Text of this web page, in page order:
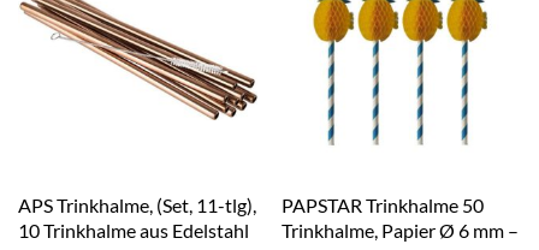
APS Trinkhalme, (Set, 11-tlg),
10 Trinkhalme aus Edelstahl
PAPSTAR Trinkhalme 50
Trinkhalme, Papier Ø 6 mm –